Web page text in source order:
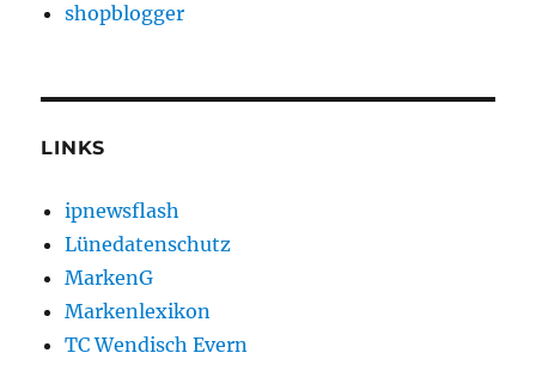
shopblogger
LINKS
ipnewsflash
Lünedatenschutz
MarkenG
Markenlexikon
TC Wendisch Evern